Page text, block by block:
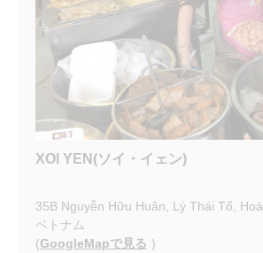
XOI YEN(ソイ・イェン)
35B Nguyễn Hữu Huân, Lý Thái Tổ,
ベトナム
(GoogleMapで見る )